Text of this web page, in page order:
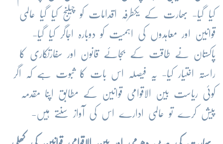
کیا گیا- بھارت کے یکطرفہ اقدامات کو چیلنج کیا گیا عالمی
قوانین اور معاہدوں کی اہمیت کو دوبارہ اجاگر کیا گیا-
پاکستان نے طاقت کے بجائے قانون اور سفارتکاری کا
راستہ اختیار کیا- یہ فیصلہ اس بات کا ثبوت ہے کہ اگر
کوئی ریاست بین الاقوامی قوانین کے مطابق اپنا مقدمہ
پیش کرے تو عالمی ادارے اس کی آواز سنتے ہیں-